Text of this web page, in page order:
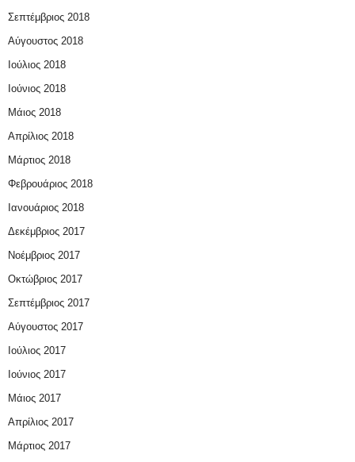
Σεπτέμβριος 2018
Αύγουστος 2018
Ιούλιος 2018
Ιούνιος 2018
Μάιος 2018
Απρίλιος 2018
Μάρτιος 2018
Φεβρουάριος 2018
Ιανουάριος 2018
Δεκέμβριος 2017
Νοέμβριος 2017
Οκτώβριος 2017
Σεπτέμβριος 2017
Αύγουστος 2017
Ιούλιος 2017
Ιούνιος 2017
Μάιος 2017
Απρίλιος 2017
Μάρτιος 2017